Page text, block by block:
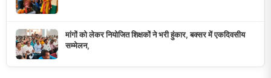
मांगों को लेकर नियोजित शिक्षकों ने भरी हुंकार, बक्सर में एकदिवसीय
सम्मेलन,